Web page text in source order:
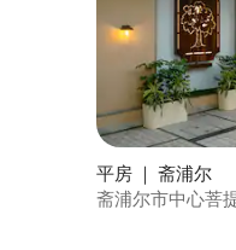
平房 ｜ 斋浦尔
斋浦尔市中心菩